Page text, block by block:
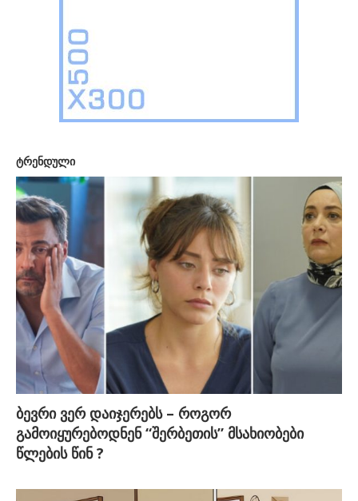
ტრენდული
ბევრი ვერ დაიჯერებს – როგორ
გამოიყურებოდნენ “შერბეთის” მსახიობები
წლების წინ ?